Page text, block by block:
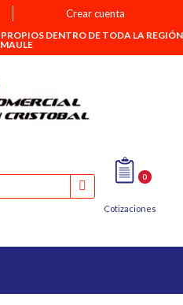
Crear cuenta
DENTRO DE TODA LA REGIÓN
0
Cotizaciones